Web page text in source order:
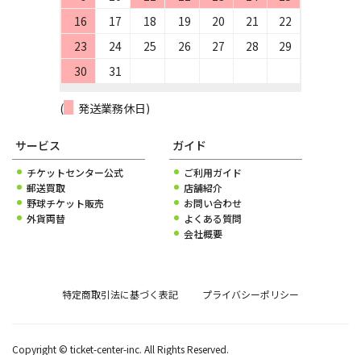
16
17 18 19 20 21
22
23
24 25 26 27 28
29
30
31
( 発送業務休日)
サービス
チケットセンター公式
郵送買取
野球チケット販売
外貨両替
ガイド
ご利用ガイド
店舗紹介
お問い合わせ
よくある質問
会社概要
特定商取引法に基づく表記 プライバシーポリシー
Copyright © ticket-center-inc. All Rights Reserved.